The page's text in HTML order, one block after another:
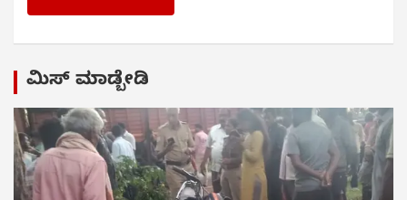
ಮಿಸ್ ಮಾಡ್ಬೇಡಿ